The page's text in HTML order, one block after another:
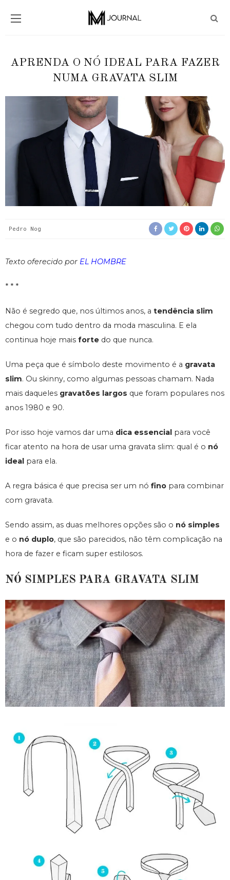
APRENDA O NÓ IDEAL PARA FAZER
NUMA GRAVATA SLIM
Pedro Nog
Texto oferecido por EL HOMBRE
* * *
Não é segredo que, nos últimos anos, a tendência slim
chegou com tudo dentro da moda masculina. E ela
continua hoje mais forte do que nunca.
Uma peça que é símbolo deste movimento é a gravata
slim. Ou skinny, como algumas pessoas chamam. Nada
mais daqueles gravatões largos que foram populares nos
anos 1980 e 90.
Por isso hoje vamos dar uma dica essencial para você
ficar atento na hora de usar uma gravata slim: qual é o nó
ideal para ela.
A regra básica é que precisa ser um nó fino para combinar
com gravata.
Sendo assim, as duas melhores opções são o nó simples
e o nó duplo, que são parecidos, não têm complicação na
hora de fazer e ficam super estilosos.
NÓ SIMPLES PARA GRAVATA SLIM